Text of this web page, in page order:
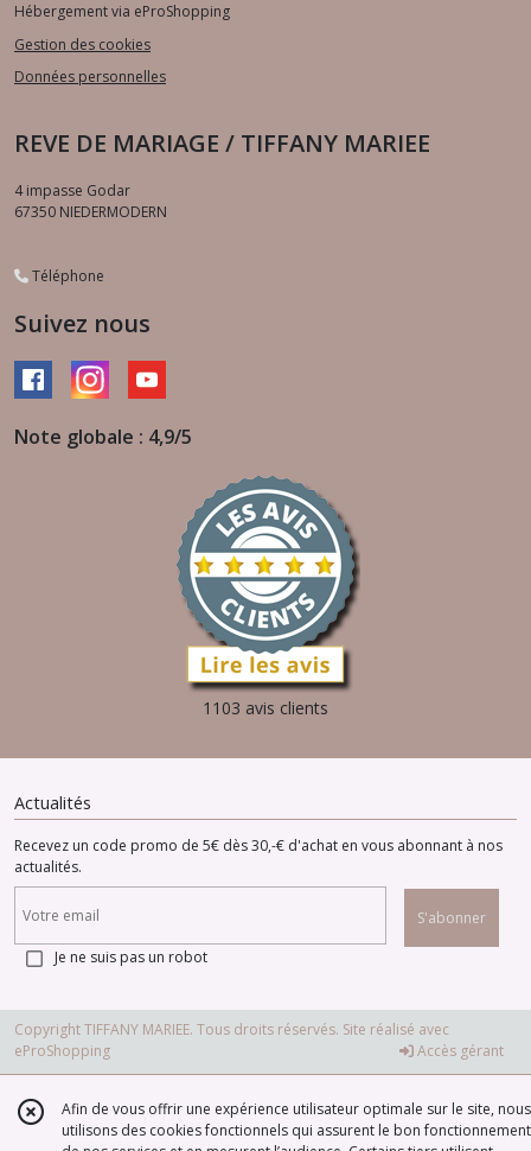
Hébergement via eProShopping
Gestion des cookies
Données personnelles
REVE DE MARIAGE / TIFFANY MARIEE
4 impasse Godar
67350 NIEDERMODERN
Téléphone
Suivez nous
Note globale : 4,9/5
1103 avis clients
Actualités
Recevez un code promo de 5€ dès 30,-€ d'achat en vous abonnant à nos
actualités.
S'abonner
Je ne suis pas un robot
Copyright TIFFANY MARIEE. Tous droits réservés. Site réalisé avec
eProShopping
Accès gérant
Afin de vous offrir une expérience utilisateur optimale sur le site, nous
utilisons des cookies fonctionnels qui assurent le bon fonctionnement